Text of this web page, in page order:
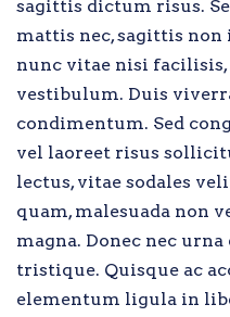
sagittis dictum risus.
mattis nec, sagittis
nunc vitae nisi
vestibulum. Duis
condimentum. Sed
vel laoreet risus
lectus, vitae sodales
quam, malesuada non
magna. Donec nec
tristique. Quisque ac
elementum ligula in